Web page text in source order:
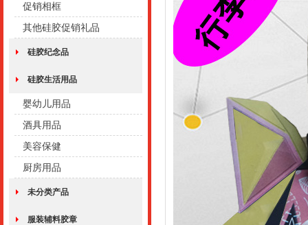
促销相框
其他硅胶促销礼品
硅胶纪念品
硅胶生活用品
婴幼儿用品
酒具用品
美容保健
厨房用品
未分类产品
服装辅料胶章